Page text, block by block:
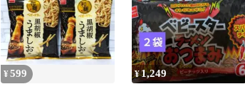
¥599 ¥1,249